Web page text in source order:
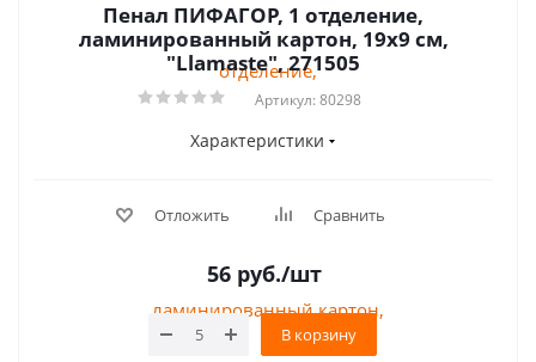
Пенал ПИФАГОР, 1 отделение,
ламинированный картон, 19х9 см,
"Llamaste", 271505
Артикул: 80298
Характеристики
Отложить Сравнить
56руб./шт
В корзину